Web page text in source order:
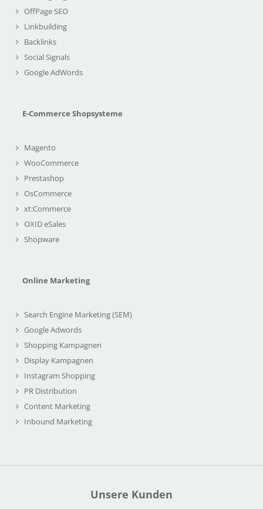
OffPage SEO
Linkbuilding
Backlinks
Social Signals
Google AdWords
E-Commerce Shopsysteme
Magento
WooCommerce
Prestashop
OsCommerce
xt:Commerce
OXID eSales
Shopware
Online Marketing
Search Engine Marketing (SEM)
Google Adwords
Shopping Kampagnen
Display Kampagnen
Instagram Shopping
PR Distribution
Content Marketing
Inbound Marketing
Unsere Kunden